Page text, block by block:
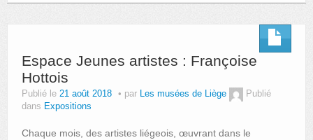
Espace Jeunes artistes : Françoise
Hottois
Publié le 21 août 2018 par Les musées de Liège
Publié
dans Expositions
Chaque mois, des artistes liégeois, œuvrant dans le